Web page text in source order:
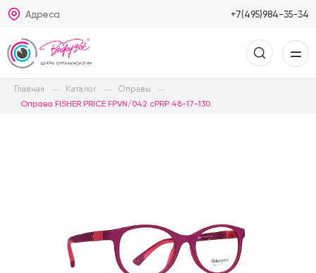
Адреса +7(495)984-35-34
Главная Каталог Оправы
Оправа FISHER PRICE FPVN/042 cPRP 48-17-130